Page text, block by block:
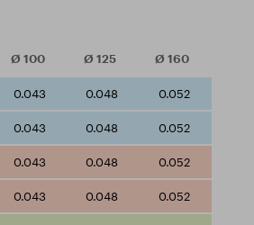
Ø 100 Ø 125 Ø 160
0.043 0.048 0.052
0.043 0.048 0.052
0.043 0.048 0.052
0.043 0.048 0.052